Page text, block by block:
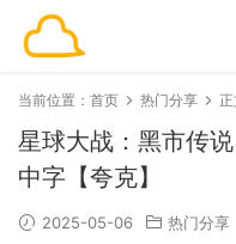
当前位置： 首页 热门分享
星球大战：黑市传
中字【夸克】
2025-05-06 热门分享